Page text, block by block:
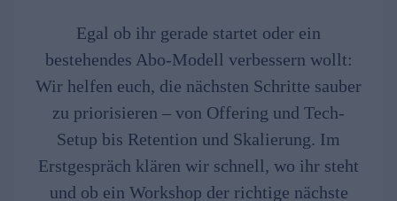
Egal ob ihr gerade startet oder ein
bestehendes Abo-Modell verbessern wollt:
Wir helfen euch, die nächsten Schritte sauber
zu priorisieren – von Offering und Tech-
Setup bis Retention und Skalierung. Im
Erstgespräch klären wir schnell, wo ihr steht
und ob ein Workshop der richtige nächste